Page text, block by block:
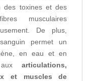
des toxines et des
musculaires
De plus,
permet un
en eau et en
auxarticulations,
et muscles de